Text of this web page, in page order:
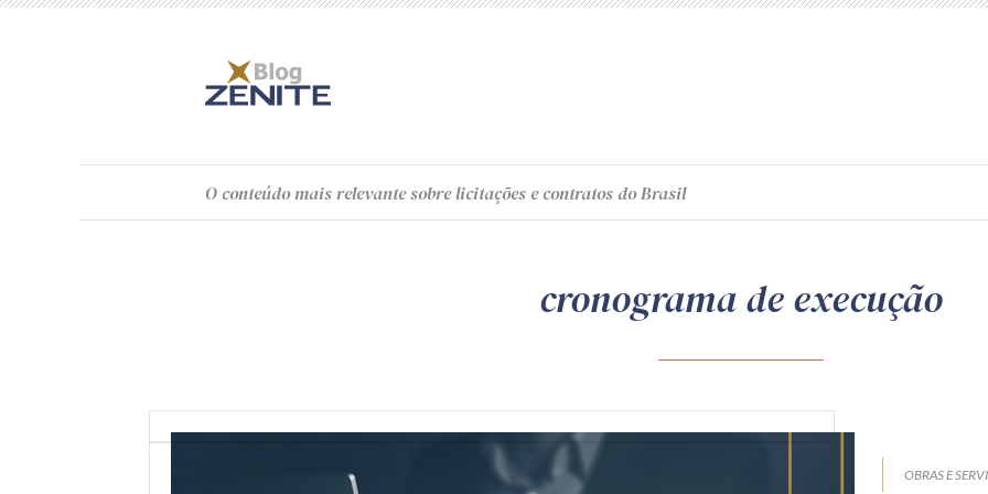
O conteúdomais relevante sobre licitações e contratos do Brasil
cronograma de execução
OBRAS E